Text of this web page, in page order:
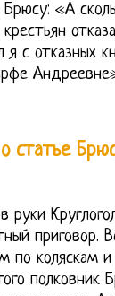
«А
с отказных
статье
руки
приговор.
по коляскам и
полковник